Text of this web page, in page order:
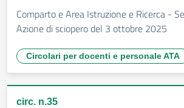
Comparto e Area Istruzione e Ricerca -
Azione di sciopero del 3 ottobre 2025
Circolari per docenti e personale ATA
circ. n.35